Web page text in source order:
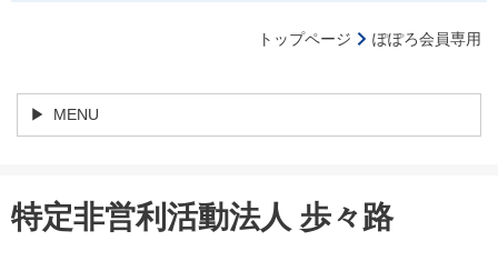
トップページ ぽぽろ会員専用
MENU
特定非営利活動法人 歩々路